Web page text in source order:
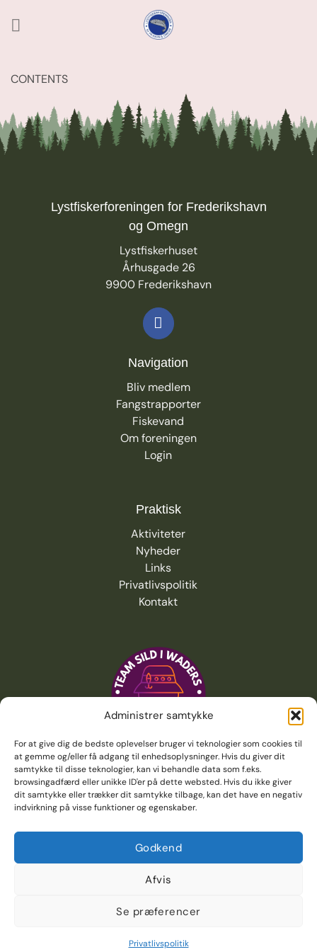
Administrer samtykke
For at give dig de bedste oplevelser bruger vi teknologier som cookies til
at gemme og/eller få adgang til enhedsoplysninger. Hvis du giver dit
samtykke til disse teknologier, kan vi behandle data som f.eks.
browsingadfærd eller unikke ID'er på dette websted. Hvis du ikke giver
dit samtykke eller trækker dit samtykke tilbage, kan det have en negativ
indvirkning på visse funktioner og egenskaber.
Godkend
Afvis
Se præferencer
Privatlivspolitik
CONTENTS
Lystfiskerforeningen for Frederikshavn
og Omegn
Lystfiskerhuset
Århusgade 26
9900 Frederikshavn
Navigation
Bliv medlem
Fangstrapporter
Fiskevand
Om foreningen
Login
Praktisk
Aktiviteter
Nyheder
Links
Privatlivspolitik
Kontakt
Copyright 2026 © Lystfiskerforeningen for
Frederikshavn & Omegn